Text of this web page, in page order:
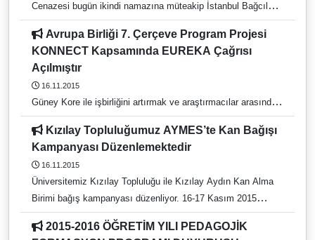
Cenazesi bugün ikindi namazına müteakip İstanbul Bağcılar
Ebu Bekir Camisi'nden kaldırılacaktır. Merhuma Allah'tan
rahmet, yakınlarına başsağlığı dileriz.
KONNECT Kapsamında EUREKA Çağrısı
Açılmıştır
16.11.2015
Güney Kore ile işbirliğini artırmak ve araştırmacılar arasındaki
diyalogu güçlendirmek amacıyla oluşturulmuş Avrupa Birliği
7. Çerçeve Program Projesi KONNECT kapsamında
EUREKA Çağrısı açılmıştır.
Kampanyası Düzenlemektedir
16.11.2015
Üniversitemiz Kızılay Topluluğu ile Kızılay Aydın Kan Alma
Birimi bağış kampanyası düzenliyor. 16-17 Kasım 2015
tarihlerinde Aydın Meslek Yüksekokulu (AYMES) önünde
yapılacak kan bağışı, 09:30 ile 20:00 saatleri arasında